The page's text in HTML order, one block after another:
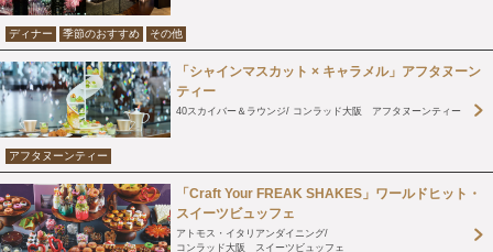
ディナー 季節のおすすめ その他
「シャインマスカット × キャラメル」アフタヌーン
ティー
40スカイバー＆ラウンジ コンラッド大阪 アフタヌーンティー
アフタヌーンティー
「Craft Your FREAK SHAKES」ワールドヒット・
スイーツビュッフェ
アトモス・イタリアンダイニング
コンラッド大阪 スイーツビュッフェ